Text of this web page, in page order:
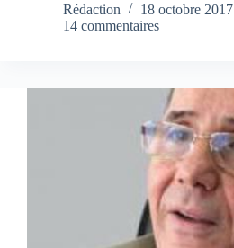
Rédaction
18 octobre 2017
14 commentaires